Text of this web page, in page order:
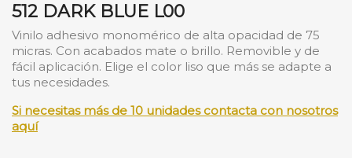
512 DARK BLUE L00
Vinilo adhesivo monomérico de alta opacidad de 75
micras. Con acabados mate o brillo. Removible y de
fácil aplicación. Elige el color liso que más se adapte a
tus necesidades.
Si necesitas más de 10 unidades contacta con nosotros
aquí